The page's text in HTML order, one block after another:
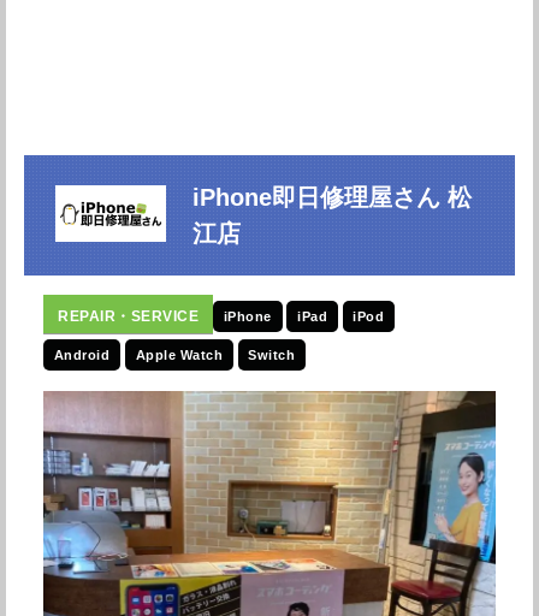
iPhone即日修理屋さん 松
江店
iPhone iPad iPod
Android Apple Watch Switch